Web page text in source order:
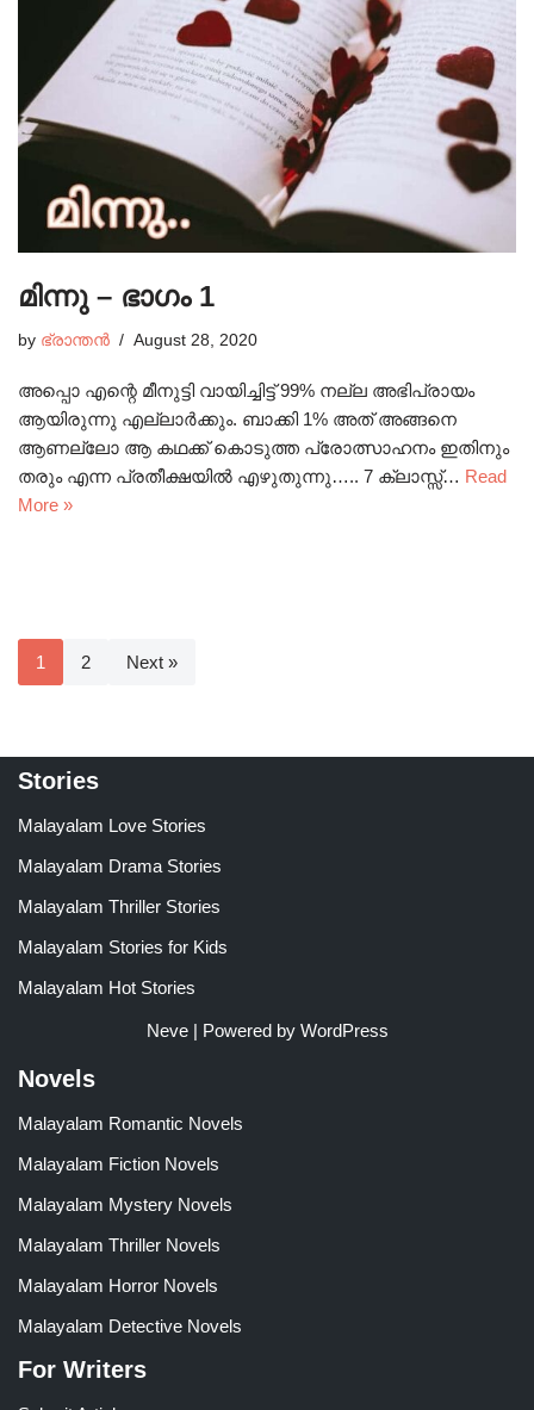
മിന്നു – ഭാഗം 1
by ഭ്രാന്തൻ August 28, 2020
അപ്പൊ എന്റെ മീനുട്ടി വായിച്ചിട്ട് 99% നല്ല അഭിപ്രായം
ആയിരുന്നു എല്ലാർക്കും. ബാക്കി 1% അത് അങ്ങനെ
ആണല്ലോ ആ കഥക്ക് കൊടുത്ത പ്രോത്സാഹനം ഇതിനും
തരും എന്ന പ്രതീക്ഷയിൽ എഴുതുന്നു….. 7 ക്ലാസ്സ്‌… Read
More »
1 2 Next »
Stories
Malayalam Love Stories
Malayalam Drama Stories
Malayalam Thriller Stories
Malayalam Stories for Kids
Malayalam Hot Stories
Neve| Powered by WordPress
Novels
Malayalam Romantic Novels
Malayalam Fiction Novels
Malayalam Mystery Novels
Malayalam Thriller Novels
Malayalam Horror Novels
Malayalam Detective Novels
For Writers